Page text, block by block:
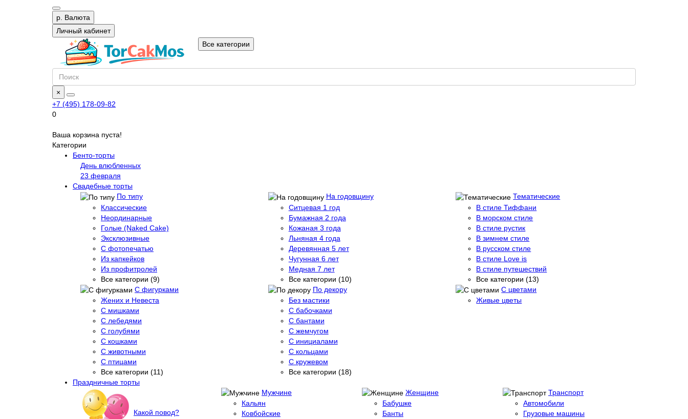
р. Валюта
Личный кабинет
Все категории
×
+7 (495) 178-09-82
0
Ваша корзина пуста!
Категории
Бенто-торты
День влюбленных
23 февраля
Свадебные торты
По типу
Классические
Неординарные
Голые (Naked Cake)
Эксклюзивные
С фотопечатью
Из капкейков
Из профитролей
Все категории (9)
На годовщину
Ситцевая 1 год
Бумажная 2 года
Кожаная 3 года
Льняная 4 года
Деревянная 5 лет
Чугунная 6 лет
Медная 7 лет
Все категории (10)
Тематические
В стиле Тиффани
В морском стиле
В стиле рустик
В зимнем стиле
В русском стиле
В стиле Love is
В стиле путешествий
Все категории (13)
С фигурками
Жених и Невеста
С мишками
С лебедями
С голубями
С кошками
С животными
С птицами
Все категории (11)
По декору
Без мастики
С бабочками
С бантами
С жемчугом
С инициалами
С кольцами
С кружевом
Все категории (18)
С цветами
Живые цветы
Праздничные торты
Какой повод?
Мужчине
Кальян
Ковбойские
Женщине
Бабушке
Банты
Транспорт
Автомобили
Грузовые машины